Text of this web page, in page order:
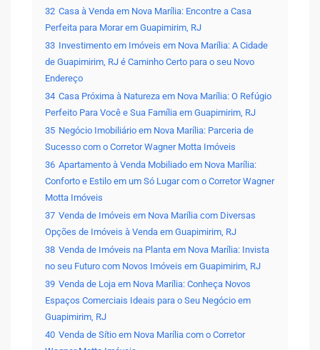
32 Casa à Venda em Nova Marília: Encontre a Casa
Perfeita para Morar em Guapimirim, RJ
33 Investimento em Imóveis em Nova Marília: A Cidade
de Guapimirim, RJ é Caminho Certo para o seu Novo
Endereço
34 Casa Próxima à Natureza em Nova Marília: O Refúgio
Perfeito Para Você e Sua Família em Guapimirim, RJ
35 Negócio Imobiliário em Nova Marília: Parceria de
Sucesso com o Corretor Wagner Motta Imóveis
36 Apartamento à Venda Mobiliado em Nova Marília:
Conforto e Estilo em um Só Lugar com o Corretor Wagner
Motta Imóveis
37 Venda de Imóveis em Nova Marília com Diversas
Opções de Imóveis à Venda em Guapimirim, RJ
38 Venda de Imóveis na Planta em Nova Marília: Invista
no seu Futuro com Novos Imóveis em Guapimirim, RJ
39 Venda de Loja em Nova Marília: Conheça Novos
Espaços Comerciais Ideais para o Seu Negócio em
Guapimirim, RJ
40 Venda de Sítio em Nova Marília com o Corretor